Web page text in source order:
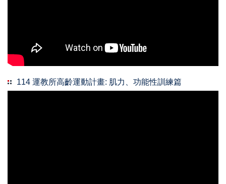
114 運教所高齡運動計畫: 肌力、功能性訓練篇